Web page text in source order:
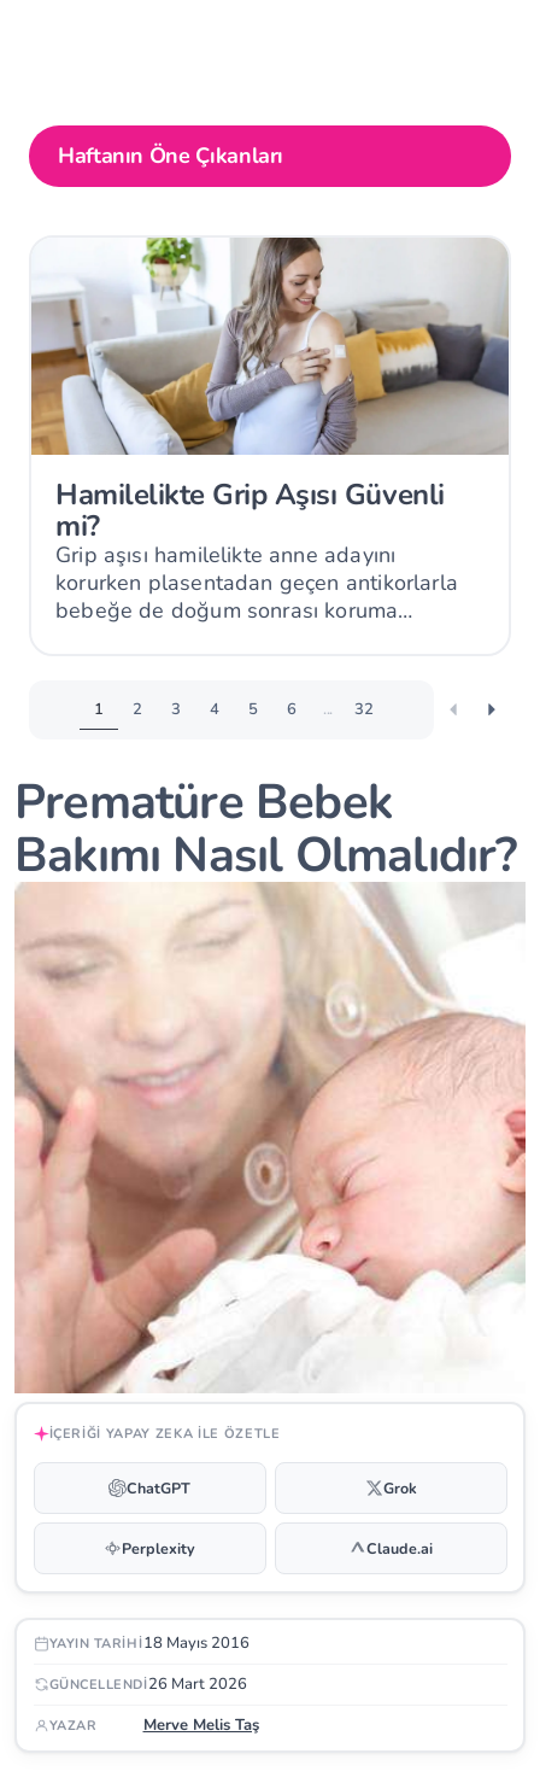
Haftanın Öne Çıkanları
Hamilelikte Grip Aşısı Güvenli
mi?
Grip aşısı hamilelikte anne adayını
korurken plasentadan geçen antikorlarla
bebeğe de doğum sonrası koruma
1 2 3 4 5 6 ... 32
Prematüre Bebek
Bakımı Nasıl Olmalıdır?
İÇERIĞI YAPAY ZEKA ILE ÖZETLE
ChatGPT Grok
Perplexity Claude.ai
YAYIN TARIHI18 Mayıs 2016
GÜNCELLENDI26 Mart 2026
YAZAR Merve Melis Taş